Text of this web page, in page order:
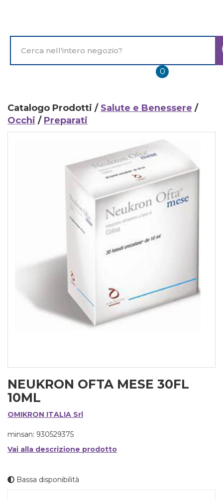
principale
Prodotto
0prodotti
inseriti
Catalogo Prodotti / Salute e Benessere /
Occhi / Preparati
NEUKRON OFTA MESE 30FL
10ML
OMIKRON ITALIA Srl
minsan: 930529375
Vai alla descrizione prodotto
Bassa disponibilità